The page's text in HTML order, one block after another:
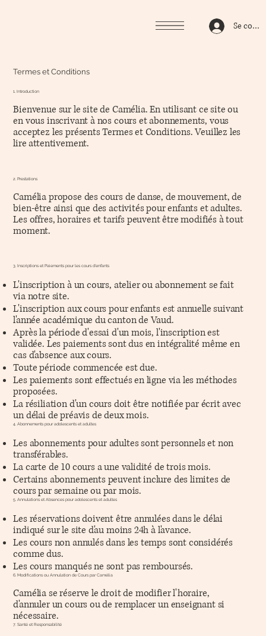
Se
Termes et Conditions
1. Introduction
Bienvenue sur le site de Camélia. En utilisant ce site ou
en vous inscrivant à nos cours et abonnements, vous
acceptez les présents Termes et Conditions. Veuillez les
lire attentivement.
2. Prestations
Camélia propose des cours de danse, de mouvement, de
bien-être ainsi que des activités pour enfants et adultes.
Les offres, horaires et tarifs peuvent être modifiés à tout
moment.
3. Inscriptions et Paiements pour les cours d'enfants
L'inscription à un cours, atelier ou abonnement se fait
via notre site.
L'inscription aux cours pour enfants est annuelle suivant
l'année académique du canton de Vaud.
Après la période d'essai d'un mois, l'inscription est
validée. Les paiements sont dus en intégralité même en
cas d'absence aux cours.
Toute période commencée est due.
Les paiements sont effectués en ligne via les méthodes
proposées.
La résiliation d'un cours doit être notifiée par écrit avec
un délai de préavis de deux mois.
4. Abonnements pour adolescents et adultes
Les abonnements pour adultes sont personnels et non
transférables.
La carte de 10 cours a une validité de trois mois.
Certains abonnements peuvent inclure des limites de
cours par semaine ou par mois.
5. Annulations et Absences pour adolescents et adultes
Les réservations doivent être annulées dans le délai
indiqué sur le site d'au moins 24h à l'avance.
Les cours non annulés dans les temps sont considérés
comme dus.
Les cours manqués ne sont pas remboursés.
6. Modifications ou Annulation de Cours par Camélia
Camélia se réserve le droit de modifier l'horaire,
d'annuler un cours ou de remplacer un enseignant si
nécessaire.
7. Santé et Responsabilité